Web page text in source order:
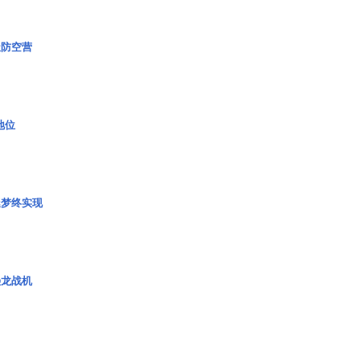
空营
位
终实现
战机